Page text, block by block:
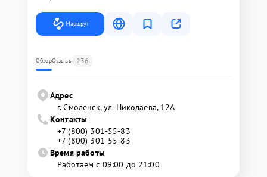
Маршрут
ОбзорОтзывы 236
Адрес
г. Смоленск, ул. Николаева, 12А
Контакты
+7 (800) 301-55-83
+7 (800) 301-55-83
Время работы
Работаем с 09:00 до 21:00